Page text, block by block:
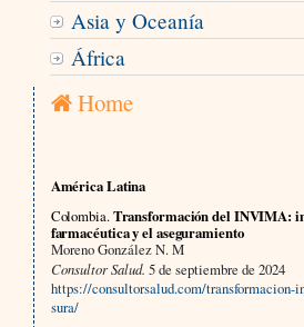
Asia y Oceanía
África
Home
América Latina
Colombia.Transformación del INVIMA:
farmacéutica y el aseguramiento
Moreno González N. M
Consultor Salud. 5 de septiembre de 2024
https://consultorsalud.com/transformacion-
sura/